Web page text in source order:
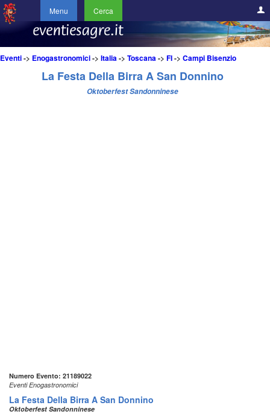
Menu Cerca
Eventi-> Enogastronomici-> Italia-> Toscana-> FI-> Campi Bisenzio
La Festa Della Birra A San Donnino
Oktoberfest Sandonninese
Numero Evento: 21189022
Eventi Enogastronomici
La Festa Della Birra A San Donnino
Oktoberfest Sandonninese